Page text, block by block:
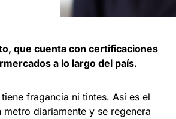
que cuenta con certificaciones
a lo largo del país.
fragancia ni tintes. Así es el
diariamente y se regenera